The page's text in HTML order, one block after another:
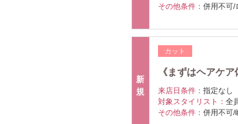
その他条件： 併用不可/
新
規
カット
《まずはヘアケ
来店日条件： 指定なし
対象スタイリスト： 全
その他条件： 併用不可/